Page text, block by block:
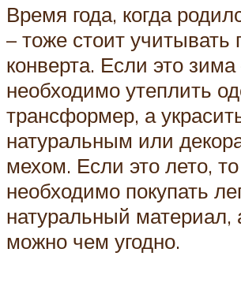
Время года, когда
– тоже стоит
конверта. Если это зима
необходимо утеплить
трансформер, а
натуральным или
мехом. Если это лето, то
необходимо покупать
натуральный материал,
можно чем угодно.